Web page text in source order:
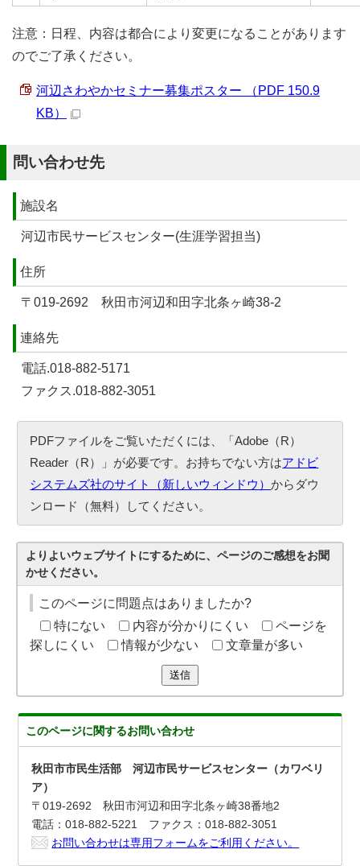
注意：日程、内容は都合により変更になることがあります
のでご了承ください。
河辺さわやかセミナー募集ポスター （PDF 150.9
KB）
問い合わせ先
施設名
河辺市民サービスセンター(生涯学習担当)
住所
〒019-2692 秋田市河辺和田字北条ヶ崎38-2
連絡先
電話.018-882-5171
ファクス.018-882-3051
PDFファイルをご覧いただくには、「Adobe（R）
Reader（R）」が必要です。お持ちでない方はアドビ
システムズ社のサイト（新しいウィンドウ）からダウ
ンロード（無料）してください。
よりよいウェブサイトにするために、ページのご感想をお聞
かせください。
このページに問題点はありましたか?
特にない
内容が分かりにくい
ページを
探しにくい
情報が少ない 文章量が多い
送信
このページに関するお問い合わせ
秋田市市民生活部 河辺市民サービスセンター（カワベリ
ア）
〒019-2692 秋田市河辺和田字北条ヶ崎38番地2
電話：018-882-5221 ファクス：018-882-3051
お問い合わせは専用フォームをご利用ください。